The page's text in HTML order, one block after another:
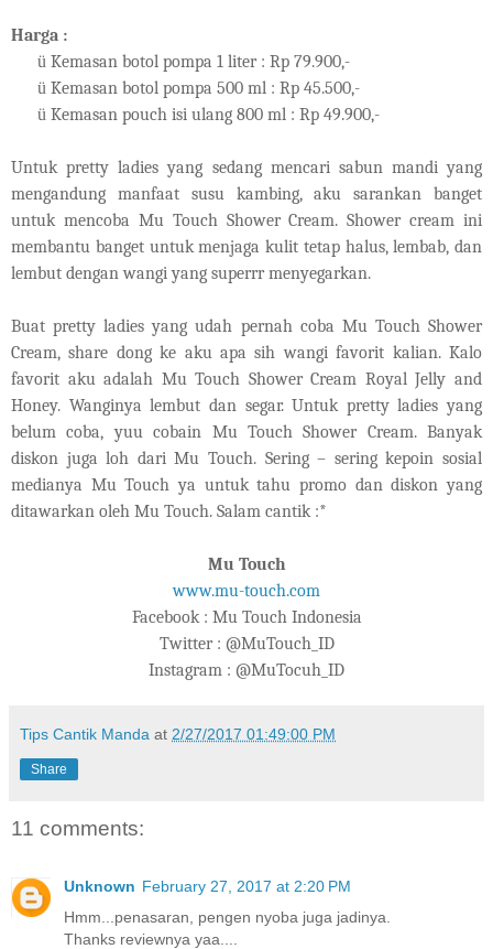
Harga :
ü Kemasan botol pompa 1 liter : Rp 79.900,-
ü Kemasan botol pompa 500 ml : Rp 45.500,-
ü Kemasan pouch isi ulang 800 ml : Rp 49.900,-
Untuk pretty ladies yang sedang mencari sabun mandi yang
mengandung manfaat susu kambing, aku sarankan banget
untuk mencoba Mu Touch Shower Cream. Shower cream ini
membantu banget untuk menjaga kulit tetap halus, lembab, dan
lembut dengan wangi yang superrr menyegarkan.
Buat pretty ladies yang udah pernah coba Mu Touch Shower
Cream, share dong ke aku apa sih wangi favorit kalian. Kalo
favorit aku adalah Mu Touch Shower Cream Royal Jelly and
Honey. Wanginya lembut dan segar. Untuk pretty ladies yang
belum coba, yuu cobain Mu Touch Shower Cream. Banyak
diskon juga loh dari Mu Touch. Sering – sering kepoin sosial
medianya Mu Touch ya untuk tahu promo dan diskon yang
ditawarkan oleh Mu Touch. Salam cantik :*
Mu Touch
www.mu-touch.com
Facebook : Mu Touch Indonesia
Twitter : @MuTouch_ID
Instagram : @MuTocuh_ID
Tips Cantik Manda at 2/27/2017 01:49:00 PM
Share
11 comments:
Unknown February 27, 2017 at 2:20 PM
Hmm...penasaran, pengen nyoba juga jadinya.
Thanks reviewnya yaa....